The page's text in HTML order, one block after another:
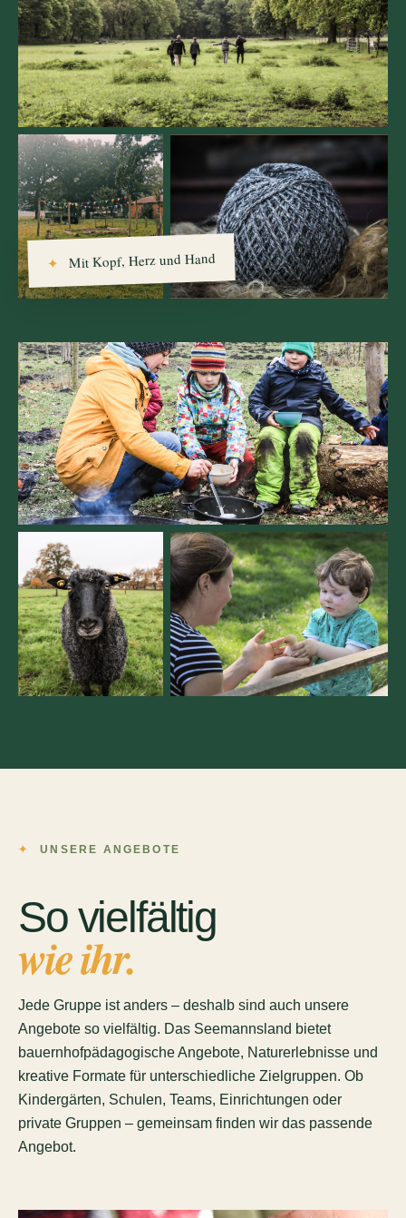
✦ Mit Kopf, Herz und Hand
UNSERE ANGEBOTE
So vielfältig
wie ihr.
Jede Gruppe ist anders – deshalb sind auch unsere
Angebote so vielfältig. Das Seemannsland bietet
bauernhofpädagogische Angebote, Naturerlebnisse und
kreative Formate für unterschiedliche Zielgruppen. Ob
Kindergärten, Schulen, Teams, Einrichtungen oder
private Gruppen – gemeinsam finden wir das passende
Angebot.